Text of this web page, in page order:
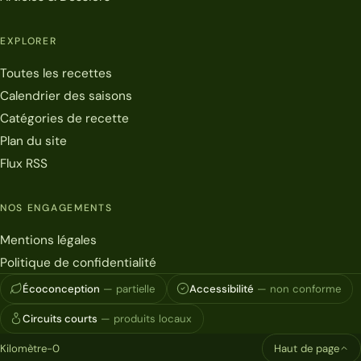
EXPLORER
Toutes les recettes
Calendrier des saisons
Catégories de recette
Plan du site
Flux RSS
NOS ENGAGEMENTS
Mentions légales
Politique de confidentialité
Écoconception — partielle Accessibilité — non conforme
Circuits courts — produits locaux
Kilomètre-0 Haut de page